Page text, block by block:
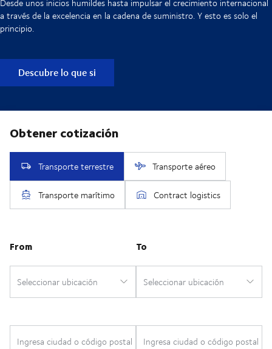
Desde unos inicios humildes hasta impulsar el crecimiento internacional
a través de la excelencia en la cadena de suministro. Y esto es solo el
principio.
Descubre lo que si